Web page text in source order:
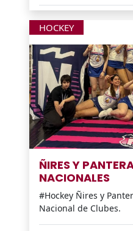
HOCKEY
ÑIRES Y
NACIONALES
#Hockey Ñires y
Nacional de Clubes.